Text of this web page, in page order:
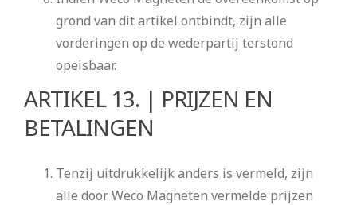
grond van dit artikel ontbindt, zijn alle
vorderingen op de wederpartij terstond
opeisbaar.
ARTIKEL 13. | PRIJZEN EN
BETALINGEN
Tenzij uitdrukkelijk anders is vermeld, zijn
alle door Weco Magneten vermelde prijzen